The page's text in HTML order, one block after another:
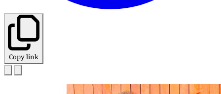
Copy link